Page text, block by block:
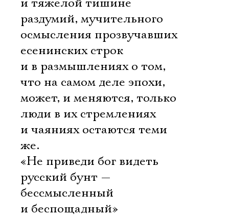
и тяжелой тишине
раздумий, мучительного
осмысления прозвучавших
есенинских строк
и в размышлениях о том,
что на самом деле эпохи,
может, и меняются, только
люди в их стремлениях
и чаяниях остаются теми
же.
«Не приведи бог видеть
русский бунт —
бессмысленный
и беспощадный»